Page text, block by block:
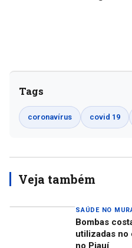
Tags
coronavírus covid 19
Veja também
SAÚDE NO
Bombas
utilizadas no
no Piauí